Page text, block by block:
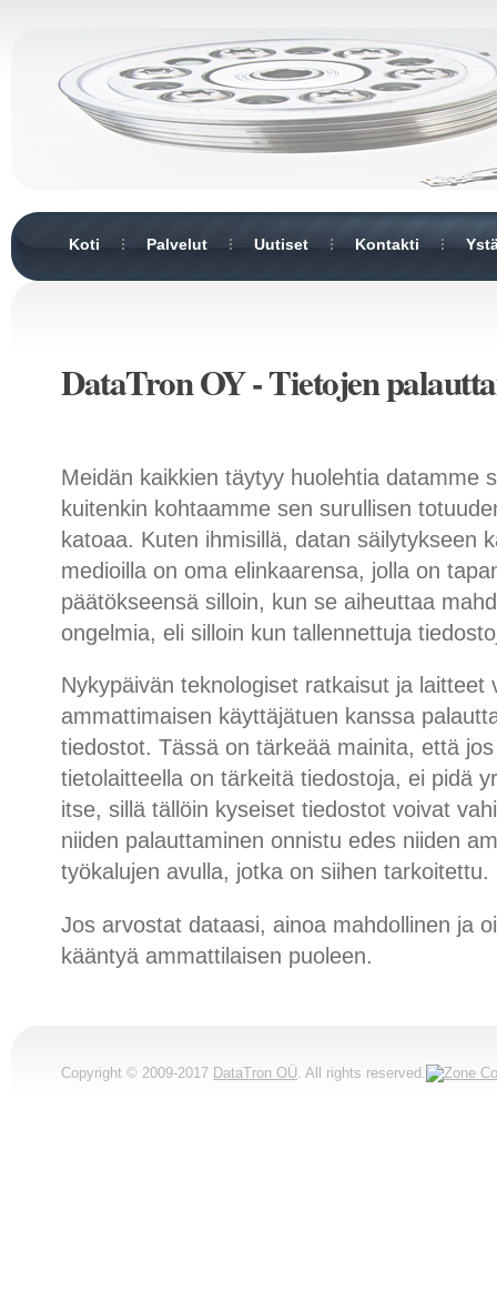
Koti Palvelut Uutiset Kontakti
DataTron OY - Tietojen
Meidän kaikkien täytyy huolehtia datamme
kuitenkin kohtaamme sen surullisen
katoaa. Kuten ihmisillä, datan säilytykseen
medioilla on oma elinkaarensa, jolla on
päätökseensä silloin, kun se aiheuttaa
ongelmia, eli silloin kun tallennettuja
Nykypäivän teknologiset ratkaisut ja laitteet
ammattimaisen käyttäjätuen kanssa
tiedostot. Tässä on tärkeää mainita, että jos
tietolaitteella on tärkeitä tiedostoja, ei pidä
itse, sillä tällöin kyseiset tiedostot voivat
niiden palauttaminen onnistu edes niiden
työkalujen avulla, jotka on siihen tarkoitettu.
Jos arvostat dataasi, ainoa mahdollinen ja
kääntyä ammattilaisen puoleen.
Copyright © 2009-2017 DataTron OÜ . All rights reserved.